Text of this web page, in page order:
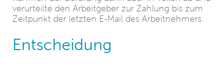
verurteilte den Arbeitgeber zur Zahlung bis zum
Zeitpunkt der letzten E-Mail des Arbeitnehmers.
Entscheidung